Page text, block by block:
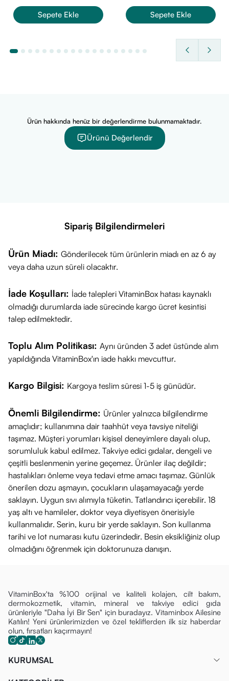
Yoğun nemlendirici özellik sağlar.
Gündüz ve gece, temizlenmiş cilde uygulanır.
Bu vücut yağı
etki bırakır.
Cildi derinlemesine nemlendirir.
nemlendirirken tırnak çevresindeki ciltleri besler. Zengin
içerikleriyle ellerinize soğuk hava ve çevresel etkilerden
koruma sağlar.
Faydaları:
Eller ve tırnaklar için besleyici bakım.
Soğuk hava ve çevresel etkilerden korur.
İnce yapısı hızla emilir ve cilde yumuşaklık kazandırır.
masaj yaparak uygulanır.
Nuxe Rêve de Miel Seyahat Setitüm cilt tiplerine hitap
arkadaşıdır. Günlük bakım rutininizi tamamlayan bu set, tatil
Yüksek doğal içeriklerle zenginleştirilmiş bu set, cildinize
nazik ama etkili bir bakım sunar.
AQUA/WATER, BEHENYLALCOHOL, GLYCERIN, CERA ALBA/BEESWAX,
COCOS NUCIFERA (COCONUT) OIL,MACADAMIA INTEGRIFOLIA SEED OIL,
ORYZA SATIVA (RICE] BRAN OIL, BUTYLENE GLYCOL, BUTYROSPERMUM
PARKII(SHEA] BUTTER EXTRACT, HELIANTHUS ANNUUS (SUNFLOWER] SEED
OIL UNSAPONIFIABLESHYDROXYSTEARIC/LINOLENIC/OLEIC
POLYGLYCERIDES, CETEARYLALCOHOL, COCO-CAPRYLATE/CAPRATE,
ARACHIDYLALCOHOL, DIMETHICONE, COCO-GLUCOSIDE, MEL/HONEY,
PARFUM/FRAGRANCE, TOCOPHEROL, ARGANIA SPINOSAKERNEL OIL,
STEAROYLGLUTAMATE,TOCOPHERYLACETATE, ARACHIDYL GLUCOSIDE,
HYDROXYETHYLACRYLATE/SODIUM ACRYLOYLDIMETHYLTAURATE
COPOLYMER, SODIUM HYDROXIDE, CITRIC ACID, ETHYLHEXYLGLYCERIN,
DIMETHICONE CROSSPOLYMERHORDEUM VULGARE CERA/SPENT GRAIN
WAX, CARBOMER, DEHYDROACETIC ACID, SODIUM GLUCONATE,
SEBACIC ACID, 1,10-DECANEDIOL, POLYSORBATE 60, SORBITAN
Sepete Ekle Sepete Ekle
Ürün hakkında henüz bir değerlendirme bulunmamaktadır.
Ürünü Değerlendir
Sipariş Bilgilendirmeleri
Ürün Miadı: Gönderilecek tüm ürünlerin miadı en az 6 ay
veya daha uzun süreli olacaktır.
İade Koşulları: İade talepleri VitaminBox hatası kaynaklı
olmadığı durumlarda iade sürecinde kargo ücret kesintisi
talep edilmektedir.
Toplu Alım Politikası: Aynı üründen 3 adet üstünde alım
yapıldığında VitaminBox'ın iade hakkı mevcuttur.
Kargo Bilgisi: Kargoya teslim süresi 1-5 iş günüdür.
Önemli Bilgilendirme: Ürünler yalnızca bilgilendirme
amaçlıdır; kullanımına dair taahhüt veya tavsiye niteliği
taşımaz. Müşteri yorumları kişisel deneyimlere dayalı olup,
sorumluluk kabul edilmez. Takviye edici gıdalar, dengeli ve
çeşitli beslenmenin yerine geçemez. Ürünler ilaç değildir;
hastalıkları önleme veya tedavi etme amacı taşımaz. Günlük
önerilen dozu aşmayın, çocukların ulaşamayacağı yerde
saklayın. Uygun sıvı alımıyla tüketin. Tatlandırıcı içerebilir. 18
yaş altı ve hamileler, doktor veya diyetisyen önerisiyle
kullanmalıdır. Serin, kuru bir yerde saklayın. Son kullanma
tarihi ve lot numarası kutu üzerindedir. Besin eksikliğiniz olup
olmadığını öğrenmek için doktorunuza danışın.
VitaminBox'ta %100 orijinal ve kaliteli kolajen, cilt bakım,
dermokozmetik, vitamin, mineral ve takviye edici gıda
ürünleriyle "Daha İyi Bir Sen" için buradayız. Vitaminbox Ailesine
Katılın! Yeni ürünlerimizden ve özel tekliflerden ilk siz haberdar
olun, fırsatları kaçırmayın!
KURUMSAL